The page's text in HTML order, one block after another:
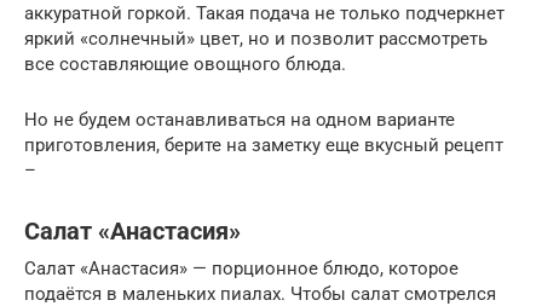
аккуратной горкой. Такая подача не только подчеркнет
яркий «солнечный» цвет, но и позволит рассмотреть
все составляющие овощного блюда.
Но не будем останавливаться на одном варианте
приготовления, берите на заметку еще вкусный рецепт
–
Салат «Анастасия»
Салат «Анастасия» — порционное блюдо, которое
подаётся в маленьких пиалах. Чтобы салат смотрелся